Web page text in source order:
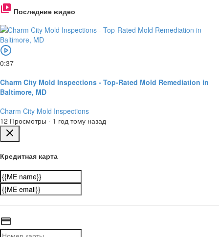
Последние видео
0:37
Charm City Mold Inspections - Top-Rated Mold Remediation in
Baltimore, MD
Charm City Mold Inspections
12 Просмотры · 1 год тому назад
Кредитная карта